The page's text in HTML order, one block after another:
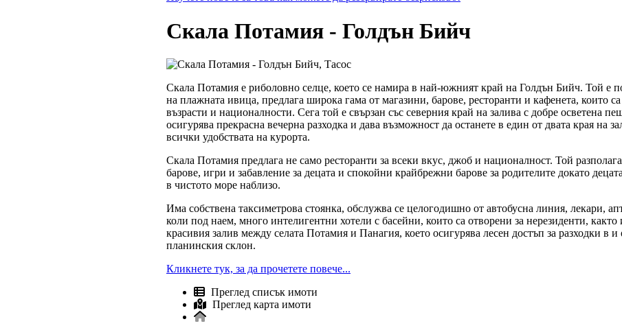
Скала Потамия - Голдън Бийч
Скала Потамия е риболовно селце, което се намира в най-южният край на Голдън Бийч. Той е
на плажната ивица, предлага широка гама от магазини, барове, ресторанти и кафенета, които
възрасти и националности. Сега той е свързан със северния край на залива с добре осветена
осигурява прекрасна вечерна разходка и дава възможност да останете в един от двата края на
всички удобствата на курорта.
Скала Потамия предлага не само ресторанти за всеки вкус, джоб и националност. Той
барове, игри и забавление за децата и спокойни крайбрежни барове за родителите докато
в чистото море наблизо.
Има собствена таксиметрова стоянка, обслужва се целогодишно от автобусна линия, лекари,
коли под наем, много интелигентни хотели с басейни, които са отворени за нерезиденти,
красивия залив между селата Потамия и Панагия, което осигурява лесен достъп за разходки в
планинския склон.
Кликнете тук, за да прочетете повече...
Преглед списък имоти
Преглед карта имоти